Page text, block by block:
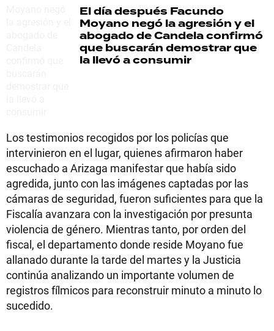
El día después Facundo
Moyano negó la agresión y el
abogado de Candela confirmó
que buscarán demostrar que
la llevó a consumir
Los testimonios recogidos por los policías que
intervinieron en el lugar, quienes afirmaron haber
escuchado a Arizaga manifestar que había sido
agredida, junto con las imágenes captadas por las
cámaras de seguridad, fueron suficientes para que la
Fiscalía avanzara con la investigación por presunta
violencia de género. Mientras tanto, por orden del
fiscal, el departamento donde reside Moyano fue
allanado durante la tarde del martes y la Justicia
continúa analizando un importante volumen de
registros fílmicos para reconstruir minuto a minuto lo
sucedido.